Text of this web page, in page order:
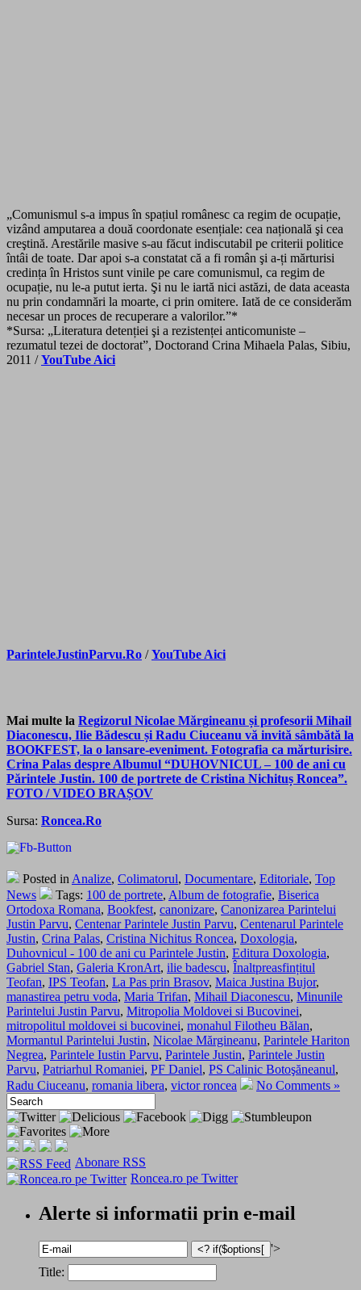
„Comunismul s-a impus în spațiul românesc ca regim de ocupație,
vizând amputarea a două coordonate esențiale: cea națională şi cea
creştină. Arestările masive s-au făcut indiscutabil pe criterii politice
întâi de toate. Dar apoi s-a constatat că a fi român şi a-ți mărturisi
credința în Hristos sunt vinile pe care comunismul, ca regim de
ocupație, nu le-a putut ierta. Şi nu le iartă nici astăzi, de data aceasta
nu prin condamnări la moarte, ci prin omitere. Iată de ce considerăm
necesar un proces de recuperare a valorilor.”*
*Sursa: „Literatura detenției şi a rezistenței anticomuniste –
rezumatul tezei de doctorat”, Doctorand Crina Mihaela Palas, Sibiu,
2011 /YouTube Aici
ParinteleJustinParvu.Ro /YouTube Aici
Mai multe la Regizorul Nicolae Mărgineanu și profesorii Mihail
Diaconescu, Ilie Bădescu și Radu Ciuceanu vă invită sâmbătă la
BOOKFEST, la o lansare-eveniment. Fotografia ca mărturisire.
Crina Palas despre Albumul “DUHOVNICUL – 100 de ani cu
Părintele Justin. 100 de portrete de Cristina Nichituș Roncea”.
FOTO / VIDEO BRAȘOV
Sursa: Roncea.Ro
Posted in Analize, Colimatorul, Documentare, Editoriale, Top
News
Tags: 100 de portrete, Album de fotografie, Biserica
Ortodoxa Romana, Bookfest, canonizare, Canonizarea Parintelui
Justin Parvu, Centenar Parintele Justin Parvu, Centenarul Parintele
Justin, Crina Palas, Cristina Nichitus Roncea, Doxologia,
Duhovnicul - 100 de ani cu Parintele Justin, Editura Doxologia,
Gabriel Stan, Galeria KronArt, ilie badescu, Înaltpreasfințitul
Teofan, IPS Teofan, La Pas prin Brasov, Maica Justina Bujor,
manastirea petru voda, Maria Trifan, Mihail Diaconescu, Minunile
Parintelui Justin Parvu, Mitropolia Moldovei si Bucovinei,
mitropolitul moldovei si bucovinei, monahul Filotheu Bălan,
Mormantul Parintelui Justin, Nicolae Mărgineanu, Parintele Hariton
Negrea, Parintele Iustin Parvu, Parintele Justin, Parintele Justin
Parvu, Patriarhul Romaniei, PF Daniel, PS Calinic Botoşăneanul,
Radu Ciuceanu, romania libera, victor roncea No Comments »
Abonare RSS
Roncea.ro pe Twitter
Alerte si informatii prin e-mail
'>
Title: